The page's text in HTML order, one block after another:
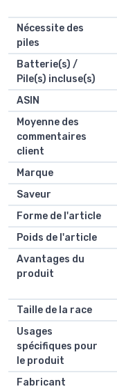
Nécessite des
piles
Batterie(s) /
Pile(s) incluse(s)
ASIN
Moyenne des
commentaires
client
Marque
Saveur
Forme de l'article
Poids de l'article
Avantages du
produit
Taille de la race
Usages
spécifiques pour
le produit
Fabricant